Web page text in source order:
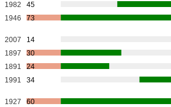
1982
45
1946 73
2007
14
1897
30
1891
24
1991 34
1927
60